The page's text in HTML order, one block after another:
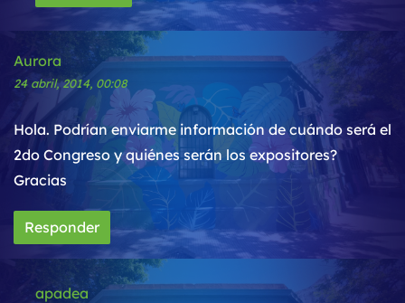
Aurora
24 abril, 2014, 00:08
Hola. Podrían enviarme información de cuándo será el
2do Congreso y quiénes serán los expositores?
Gracias
Responder
apadea